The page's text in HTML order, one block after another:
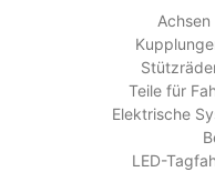
Teile für
Elektrische
LED-